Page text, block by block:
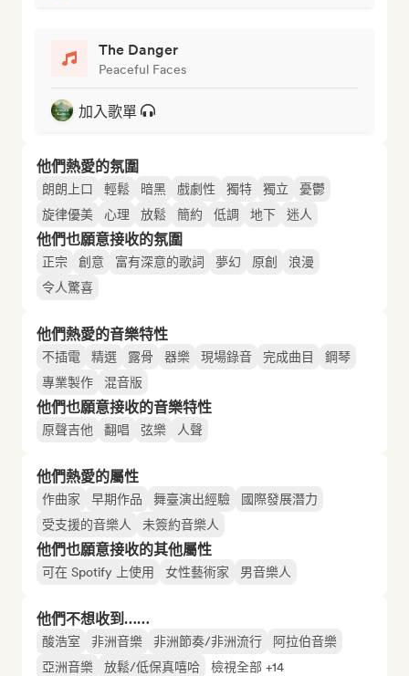
The Danger
Peaceful Faces
加入歌單
他們熱愛的氛圍
朗朗上口 輕鬆 暗黑 戲劇性 獨特 獨立
憂鬱
旋律優美
心理 放鬆 簡約 低調 地下 迷人
他們也願意接收的氛圍
正宗 創意 富有深意的歌詞 夢幻 原創
浪漫
令人驚喜
他們熱愛的音樂特性
不插電 精選 露骨 器樂 現場錄音 完成曲目
鋼琴
專業製作
混音版
他們也願意接收的音樂特性
原聲吉他 翻唱 弦樂 人聲
他們熱愛的屬性
作曲家 早期作品 舞臺演出經驗
國際發展潛力
受支援的音樂人
未簽約音樂人
他們也願意接收的其他屬性
可在 Spotify 上使用 女性藝術家 男音樂人
他們不想收到……
酸浩室 非洲音樂 非洲節奏/非洲流行
阿拉伯音樂
亞洲音樂
放鬆/低保真嘻哈 檢視全部 +14